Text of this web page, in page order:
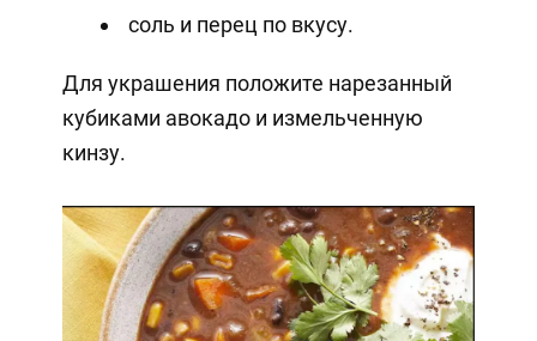
соль и перец по вкусу.
Для украшения положите нарезанный
кубиками авокадо и измельченную
кинзу.